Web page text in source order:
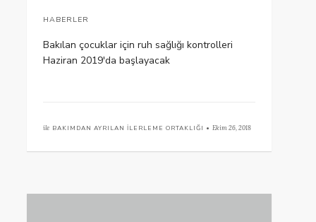
HABERLER
Bakılan çocuklar için ruh sağlığı kontrolleri
Haziran 2019'da başlayacak
ile BAKIMDAN AYRILAN İLERLEME ORTAKLIĞI • Ekim 26, 2018